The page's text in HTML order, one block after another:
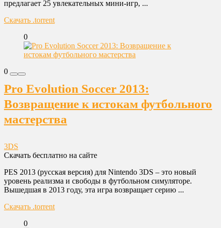
предлагает 25 увлекательных мини-игр, ...
Скачать .torrent
0
0
Pro Evolution Soccer 2013:
Возвращение к истокам футбольного
мастерства
3DS
Скачать бесплатно на сайте
PES 2013 (русская версия) для Nintendo 3DS – это новый
уровень реализма и свободы в футбольном симуляторе.
Вышедшая в 2013 году, эта игра возвращает серию ...
Скачать .torrent
0